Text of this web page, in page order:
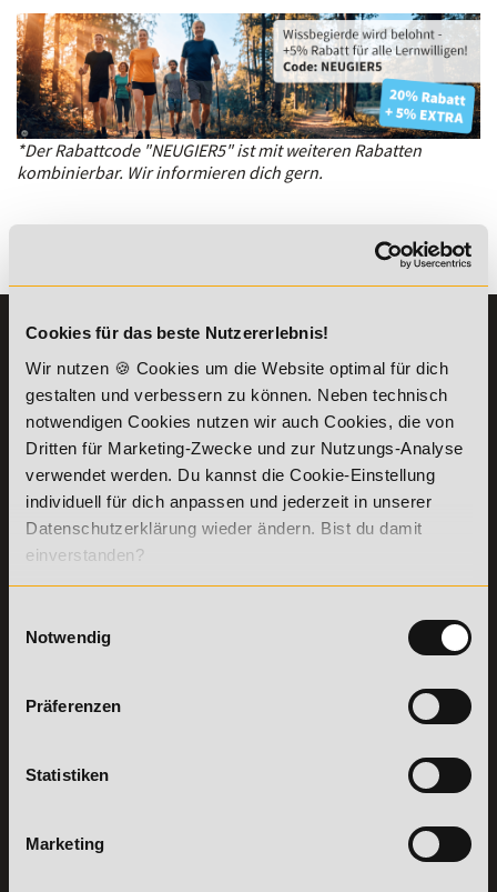
Cookies für das beste Nutzererlebnis!
Wir nutzen 🍪 Cookies um die Website optimal für dich
gestalten und verbessern zu können. Neben technisch
notwendigen Cookies nutzen wir auch Cookies, die von
Dritten für Marketing-Zwecke und zur Nutzungs-Analyse
verwendet werden. Du kannst die Cookie-Einstellung
individuell für dich anpassen und jederzeit in unserer
Datenschutzerklärung wieder ändern. Bist du damit
einverstanden?
Notwendig
Präferenzen
Statistiken
Marketing
*Der Rabattcode "NEUGIER5" ist mit weiteren Rabatten
kombinierbar. Wir informieren dich gern.
Es gibt keine Einträge mit diesem Anfangsbuchstaben.
KONTAKT
07191-22987-0
WhatsApp:
+49 (0) 7191 9513201
Academy of Sports GmbH
Willy-Brandt-Platz 2
71522Backnang
Aus dem Ausland:
Fax:+49 (0) 7191 - 229 87 – 99
Montag bis Donnerstag: 8:00 - 19:00 Uhr
INFORMATIONEN
Die Academy
Lehr- und
Lernmethoden
PreisFAIRsprechen
Online Campus
Fördermöglichkeiten
Bildungsgutschein
der Academy of
Weiterbildungen
LEHRGÄNGE
Fitnesstrainer A-